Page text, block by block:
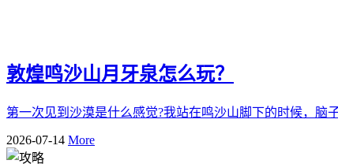
敦煌鸣沙山月牙泉怎么玩？
第一次见到沙漠是什么感觉?我站在鸣沙山脚下的时候，
2026-07-14 More